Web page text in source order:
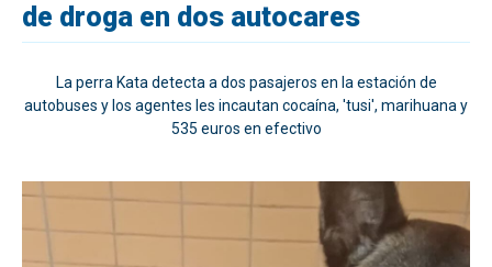
de droga en dos autocares
La perra Kata detecta a dos pasajeros en la estación de
autobuses y los agentes les incautan cocaína, 'tusi', marihuana y
535 euros en efectivo